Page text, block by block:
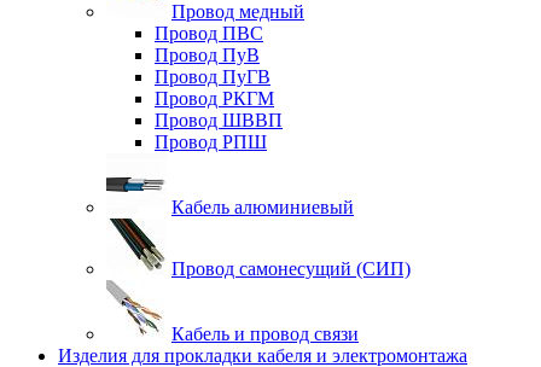
Провод медный
Провод ПВС
Провод ПуВ
Провод ПуГВ
Провод РКГМ
Провод ШВВП
Провод РПШ
Кабель алюминиевый
Провод самонесущий (СИП)
Кабель и провод связи
Изделия для прокладки кабеля и электромонтажа